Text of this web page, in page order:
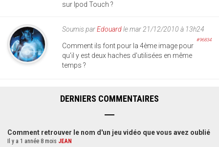
sur Ipod Touch ?
Soumis parEdouardle mar 21/12/2010 à 13h24
#96834
Comment ils font pour la 4ème image pour
qu'il y est deux haches d'utilisées en même
temps ?
DERNIERS COMMENTAIRES
Comment retrouver le nom d'un jeu vidéo que vous avez oublié
Il y a 1 année 8 mois JEAN